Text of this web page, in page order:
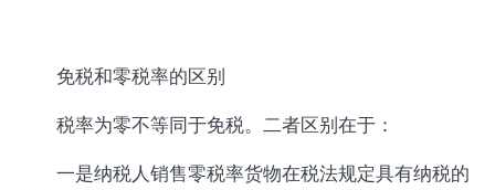
免税和零税率的区别
税率为零不等同于免税。二者区别在于：
一是纳税人销售零税率货物在税法规定具有纳税的